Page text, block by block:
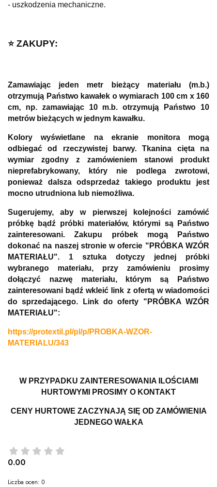
- uszkodzenia mechaniczne.
⭐️ ZAKUPY:
Zamawiając jeden metr bieżący materiału (m.b.)
otrzymują Państwo kawałek o wymiarach 100 cm x 160
cm, np. zamawiając 10 m.b. otrzymują Państwo 10
metrów bieżących w jednym kawałku.
Kolory wyświetlane na ekranie monitora mogą
odbiegać od rzeczywistej barwy. Tkanina cięta na
wymiar zgodny z zamówieniem stanowi produkt
nieprefabrykowany, który nie podlega zwrotowi,
ponieważ dalsza odsprzedaż takiego produktu jest
mocno utrudniona lub niemożliwa.
Sugerujemy, aby w pierwszej kolejności zamówić
próbkę bądź próbki materiałów, którymi są Państwo
zainteresowani. Zakupu próbek mogą Państwo
dokonać na naszej stronie w ofercie "PRÓBKA WZÓR
MATERIAŁU". 1 sztuka dotyczy jednej próbki
wybranego materiału, przy zamówieniu prosimy
dołączyć nazwę materiału, którym są Państwo
zainteresowani bądź wkleić link z ofertą w wiadomości
do sprzedającego. Link do oferty "PRÓBKA WZÓR
MATERIAŁU":
https://protextil.pl/pl/p/PROBKA-WZOR-
MATERIALU/343
W PRZYPADKU ZAINTERESOWANIA ILOŚCIAMI
HURTOWYMI PROSIMY O KONTAKT
CENY HURTOWE ZACZYNAJĄ SIĘ OD ZAMÓWIENIA
JEDNEGO WAŁKA
0.00
Liczba ocen: 0